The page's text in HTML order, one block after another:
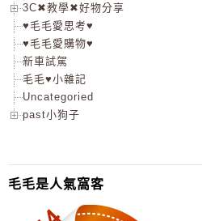
3C✖教學✖好物分享
♥毛毛愛思考♥
♥毛毛愛購物♥
新車試駕
毛毛♥小雜記
Uncategoried
past小狗子
毛毛是人氣窩客